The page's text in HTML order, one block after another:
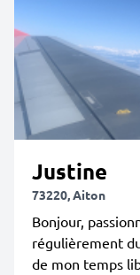
Justine
73220, Aiton
Bonjour,
régulièrement
de mon temps